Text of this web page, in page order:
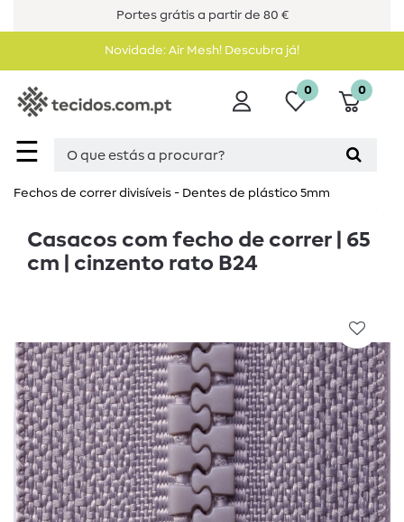
Portes grátis a partir de 80 €
Novidade: Air Mesh! Descubra já!
☰
0 0
Fechos de correr divisíveis - Dentes de plástico 5mm
Casacos com fecho de correr | 65
cm | cinzento rato B24